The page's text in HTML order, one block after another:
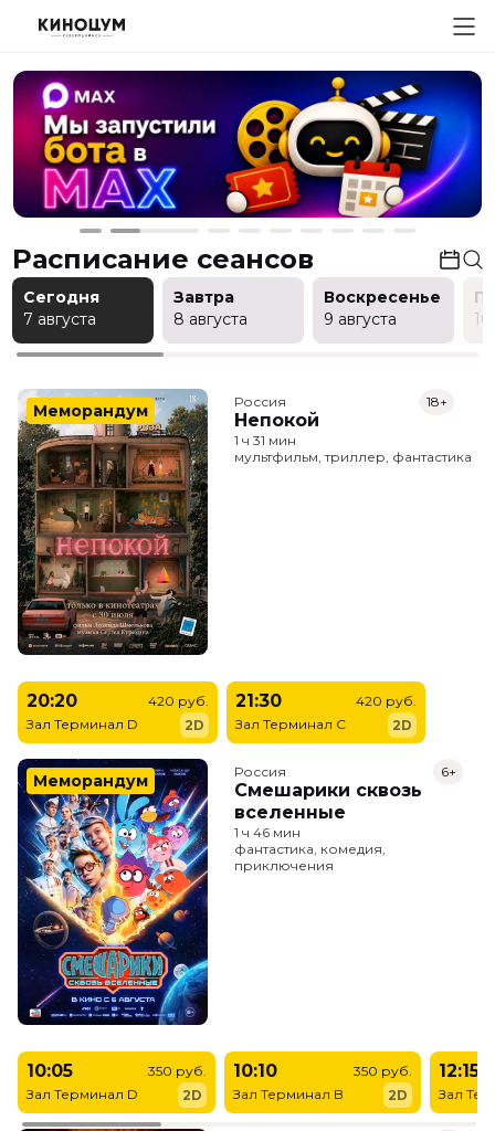
Расписание сеансов
Сегодня
7 августа
Завтра
8 августа
Воскресенье
9 августа
Меморандум Россия
Непокой
18+
1 ч 31 мин
мультфильм, триллер, фантастика
20:20
Зал Терминал D
420 руб.
2D
21:30
Зал Терминал C
420 руб.
2D
Меморандум Россия
Смешарики сквозь
вселенные
6+
1 ч 46 мин
фантастика, комедия,
приключения
10:05
Зал Терминал D
350 руб.
2D
10:10
Зал Терминал B
350 руб.
2D
12:15
Зал